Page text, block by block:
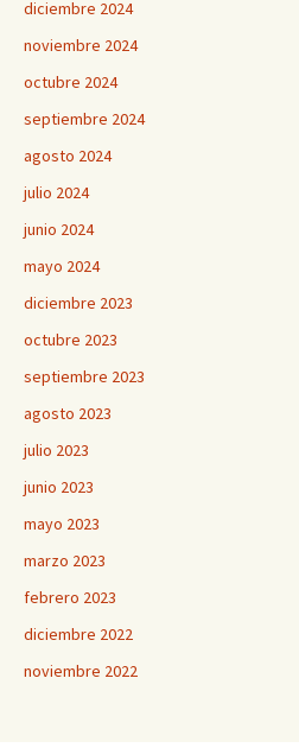
diciembre 2024
noviembre 2024
octubre 2024
septiembre 2024
agosto 2024
julio 2024
junio 2024
mayo 2024
diciembre 2023
octubre 2023
septiembre 2023
agosto 2023
julio 2023
junio 2023
mayo 2023
marzo 2023
febrero 2023
diciembre 2022
noviembre 2022